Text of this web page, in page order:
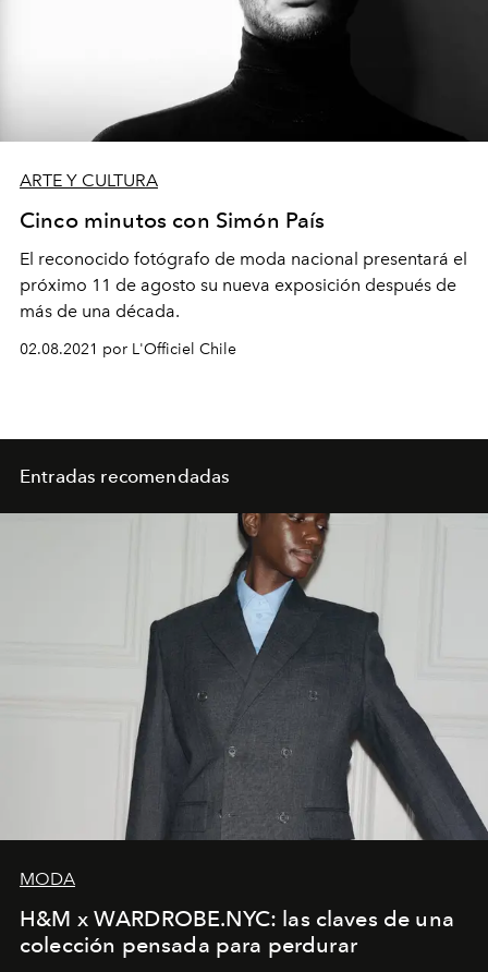
ARTE Y CULTURA
Cinco minutos con Simón País
El reconocido fotógrafo de moda nacional presentará el
próximo 11 de agosto su nueva exposición después de
más de una década.
02.08.2021 por L'Officiel Chile
Entradas recomendadas
MODA
H&M x WARDROBE.NYC: las claves de una
colección pensada para perdurar